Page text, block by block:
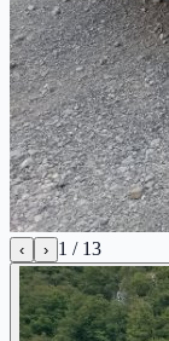
‹ › 1 / 13